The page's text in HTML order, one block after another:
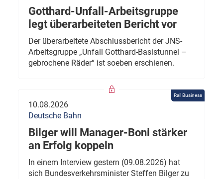
Gotthard-Unfall-Arbeitsgruppe
legt überarbeiteten Bericht vor
Der überarbeitete Abschlussbericht der JNS-
Arbeitsgruppe „Unfall Gotthard-Basistunnel –
gebrochene Räder“ ist soeben erschienen.
Rail Business
10.08.2026
Deutsche Bahn
Bilger will Manager-Boni stärker
an Erfolg koppeln
In einem Interview gestern (09.08.2026) hat
sich Bundesverkehrsminister Steffen Bilger zu